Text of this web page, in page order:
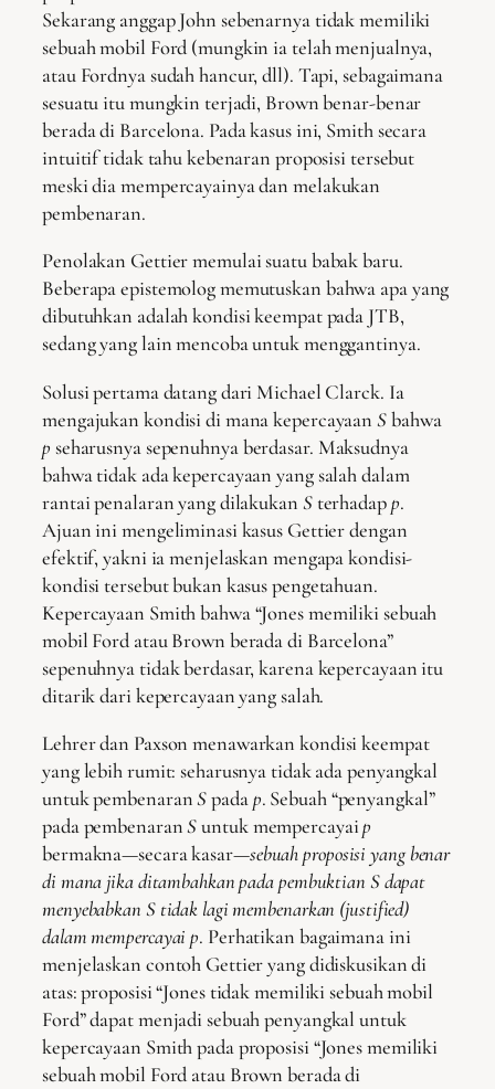
Sekarang anggap John sebenarnya tidak memiliki
sebuah mobil Ford (mungkin ia telah menjualnya,
atau Fordnya sudah hancur, dll). Tapi, sebagaimana
sesuatu itu mungkin terjadi, Brown benar-benar
berada di Barcelona. Pada kasus ini, Smith secara
intuitif tidak tahu kebenaran proposisi tersebut
meski dia mempercayainya dan melakukan
pembenaran.
Penolakan Gettier memulai suatu babak baru.
Beberapa epistemolog memutuskan bahwa apa yang
dibutuhkan adalah kondisi keempat pada JTB,
sedang yang lain mencoba untuk menggantinya.
Solusi pertama datang dari Michael Clarck. Ia
mengajukan kondisi di mana kepercayaanSbahwa
p seharusnya sepenuhnya berdasar. Maksudnya
bahwa tidak ada kepercayaan yang salah dalam
rantai penalaran yang dilakukan Sterhadapp.
Ajuan ini mengeliminasi kasus Gettier dengan
efektif, yakni ia menjelaskan mengapa kondisi-
kondisi tersebut bukan kasus pengetahuan.
Kepercayaan Smith bahwa “Jones memiliki sebuah
mobil Ford atau Brown berada di Barcelona”
sepenuhnya tidak berdasar, karena kepercayaan itu
ditarik dari kepercayaan yang salah.
Lehrer dan Paxson menawarkan kondisi keempat
yang lebih rumit: seharusnya tidak ada penyangkal
untuk pembenaranSpadap. Sebuah “penyangkal”
pada pembenaranSuntuk mempercayaip
bermakna—secara kasar—sebuah proposisi yang benar
di mana jika ditambahkan pada pembuktian S dapat
menyebabkan S tidak lagi membenarkan (justified)
dalam mempercayai p. Perhatikan bagaimana ini
menjelaskan contoh Gettier yang didiskusikan di
atas: proposisi “Jones tidak memiliki sebuah mobil
Ford” dapat menjadi sebuah penyangkal untuk
kepercayaan Smith pada proposisi “Jones memiliki
sebuah mobil Ford atau Brown berada di